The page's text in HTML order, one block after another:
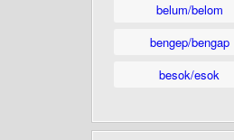
belum/belom
bengep/bengap
besok/esok